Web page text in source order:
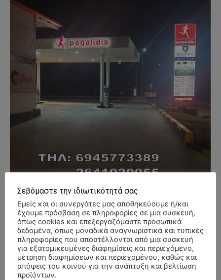
- Advertisment -
Σεβόμαστε την ιδιωτικότητά σας
Εμείς και οι συνεργάτες μας αποθηκεύουμε ή/και
έχουμε πρόσβαση σε πληροφορίες σε μια συσκευή,
όπως cookies και επεξεργαζόμαστε προσωπικά
δεδομένα, όπως μοναδικά αναγνωριστικά και τυπικές
πληροφορίες που αποστέλλονται από μια συσκευή
για εξατομικευμένες διαφημίσεις και περιεχόμενο,
μέτρηση διαφημίσεων και περιεχομένου, καθώς και
απόψεις του κοινού για την ανάπτυξη και βελτίωση
προϊόντων.